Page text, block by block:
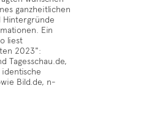
ganzheitlichen
Hintergründe
Ein
liest
2023":
Tagesschau.de,
Bild.de, n-